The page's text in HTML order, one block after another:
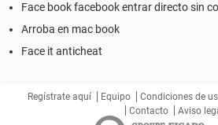
Face book facebook entrar directo sin
Arroba en mac book
Face it anticheat
Regístrate aquí Equipo Condiciones de
Contacto
Aviso